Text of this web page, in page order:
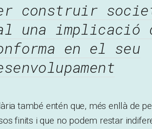
construir
una implicació
en el seu
també entén que, més enllà de
finits i que no podem restar